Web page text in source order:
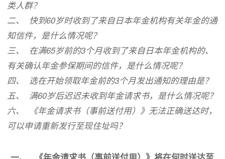
类人群？
二、 快到60岁时收到了来自日本年金机构有关年金的通
知信件，是什么情况呢？
三、 在满65岁前的3个月收到了来自日本年金机构的、
有关确认年金参保期间的信件，是什么情况呢？
四、 选在开始领取年金前的3个月发出通知的理由是？
五、 满60岁后迟迟未收到年金请求书，是什么情况呢？
六、 《年金请求书（事前送付用）》无法正确送达时，
可以申请重新发行至现住址吗？